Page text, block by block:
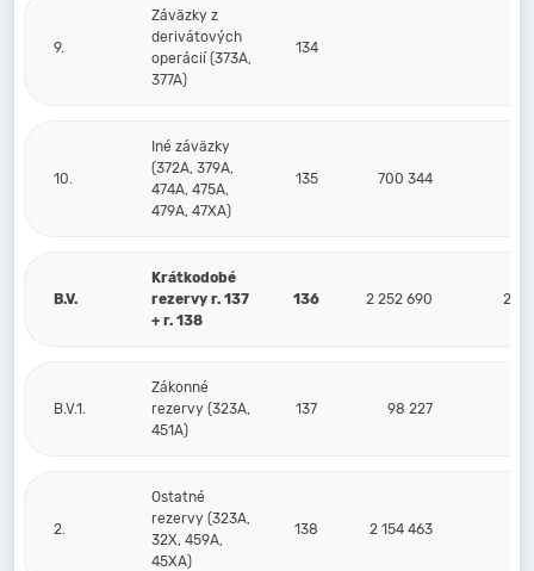
9.
Záväzky z
derivátových
operácií (373A,
377A)
134
10.
Iné záväzky
(372A, 379A,
474A, 475A,
479A, 47XA)
135 700 344
B.V.
Krátkodobé
rezervy r. 137
+ r. 138
136 2 252 690 2
B.V.1.
Zákonné
rezervy (323A,
451A)
137 98 227
2.
Ostatné
rezervy (323A,
32X, 459A,
45XA)
138 2 154 463